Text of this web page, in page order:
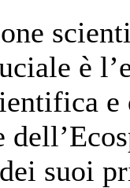
è
e
suoi